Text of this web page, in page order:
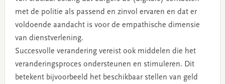
met de politie als passend en zinvol ervaren en dat er
voldoende aandacht is voor de empathische dimensie
van dienstverlening.
Succesvolle verandering vereist ook middelen die het
veranderingsproces ondersteunen en stimuleren. Dit
betekent bijvoorbeeld het beschikbaar stellen van geld